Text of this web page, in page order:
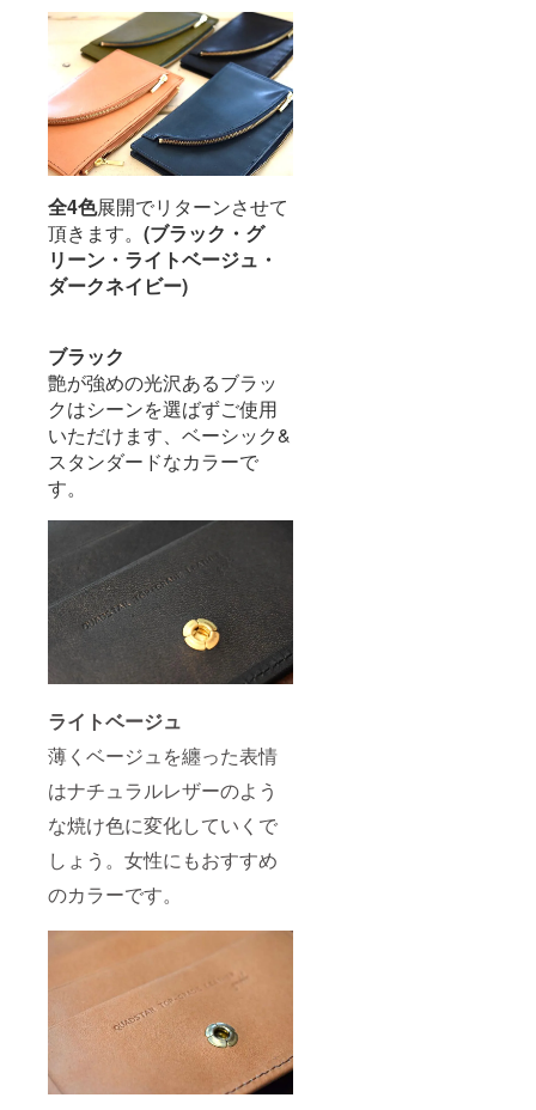
全4色展開でリターンさせて
頂きます。 (ブラック・グ
リーン・ライトベージュ・
ダークネイビー)
ブラック
艶が強めの光沢あるブラッ
クはシーンを選ばずご使用
いただけます、ベーシック&
スタンダードなカラーで
す。
ライトベージュ
薄くベージュを纏った表情
はナチュラルレザーのよう
な焼け色に変化していくで
しょう。女性にもおすすめ
のカラーです。